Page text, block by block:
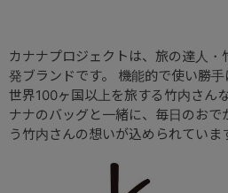
カナナプロジェクトは、旅の達人
発ブランドです。 機能的で使い勝手
世界100ヶ国以上を旅する竹内さん
ナナのバッグと一緒に、毎日のお
う竹内さんの想いが込められていま